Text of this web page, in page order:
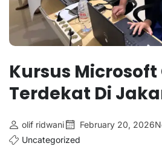
Kursus Microsoft
Terdekat Di
olif ridwani February 20, 2026
Uncategorized